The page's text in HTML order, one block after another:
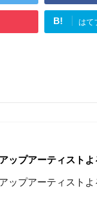
B! はて
ップアーティスト
ップアーティストよ